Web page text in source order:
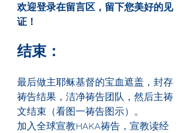
欢迎登录在留言区，留下您美好的见
证！
结束：
最后做主耶稣基督的宝血遮盖，封存
祷告结果，洁净祷告团队，然后主祷
文结束（看图一祷告图示）。
加入全球宣教HAKA祷告，宣教读经